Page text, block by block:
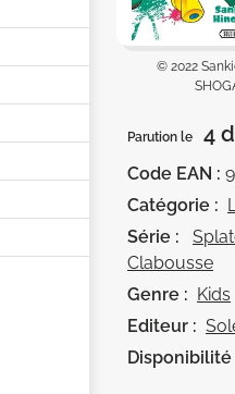
© 2022
Parution le 4
Code EAN :
Catégorie :
Série :
Clabousse
Genre : Kids
Editeur :
Disponibilité